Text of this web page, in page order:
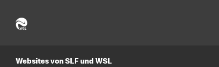
Websites von SLF und WSL